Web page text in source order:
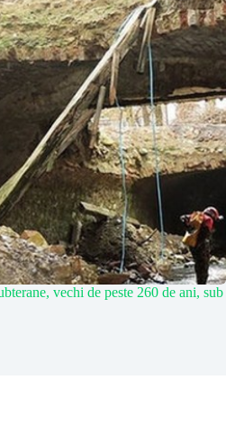
vechi de peste 260 de ani, sub